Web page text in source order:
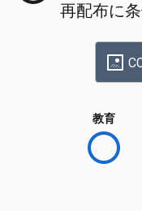
再配布に
教育